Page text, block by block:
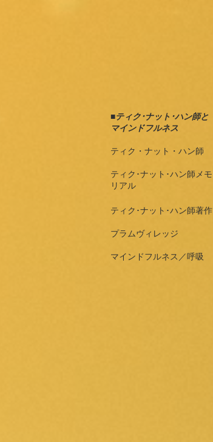
■ティク･ナット･ハン師と
マインドフルネス
ティク・ナット・ハン師
ティク･ナット･ハン師メモ
リアル
ティク･ナット･ハン師著作
プラムヴィレッジ
マインドフルネス／呼吸